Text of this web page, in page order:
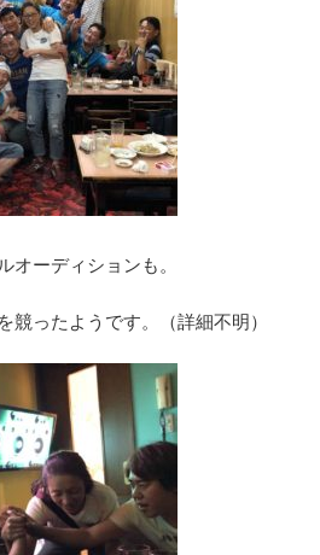
オーディションも。
競ったようです。（詳細不明）